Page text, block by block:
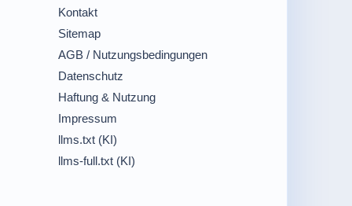
Kontakt
Sitemap
AGB / Nutzungsbedingungen
Datenschutz
Haftung & Nutzung
Impressum
llms.txt (KI)
llms-full.txt (KI)